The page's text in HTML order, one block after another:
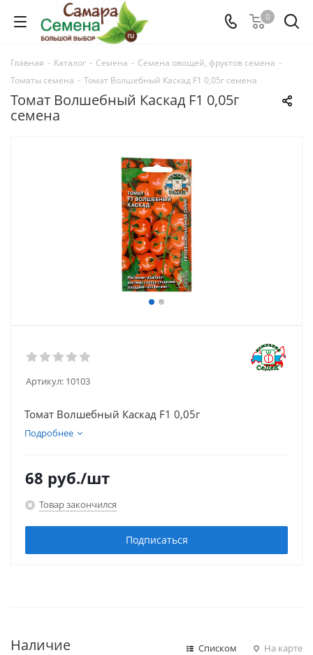
0
Главная - Каталог - Семена - Семена овощей, фруктов семена -
Томаты семена - Томат Волшебный Каскад F1 0,05г семена
Томат Волшебный Каскад F1 0,05г
семена
Артикул: 10103
Томат Волшебный Каскад F1 0,05г
Подробнее
68 руб./шт
Товар закончился
Подписаться
Наличие Списком На карте